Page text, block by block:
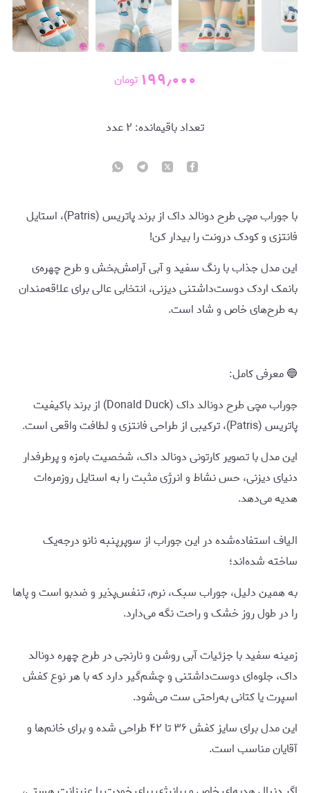
۱۹۹٫۰۰۰ تومان
تعداد باقیمانده: ۲عدد
با جوراب مچی طرح دونالد داک از برند پاتریس (Patris)، استایل
فانتزی و کودک درونت را بیدار کن!
این مدل جذاب با رنگ سفید و آبی آرامش‌بخش و طرح چهره‌ی
بانمک اردک دوست‌داشتنی دیزنی، انتخابی عالی برای علاقه‌مندان
به طرح‌های خاص و شاد است.
🔵 معرفی کامل:
جوراب مچی طرح دونالد داک (Donald Duck) از برند باکیفیت
پاتریس (Patris)، ترکیبی از طراحی فانتزی و لطافت واقعی است.
این مدل با تصویر کارتونی دونالد داک، شخصیت بامزه و پرطرفدار
دنیای دیزنی، حس نشاط و انرژی مثبت را به استایل روزمره‌ات
هدیه می‌دهد.
الیاف استفاده‌شده در این جوراب از سوپرپنبه نانو درجه‌یک
ساخته شده‌اند؛
به همین دلیل، جوراب سبک، نرم، تنفس‌پذیر و ضدبو است و پاها
را در طول روز خشک و راحت نگه می‌دارد.
زمینه سفید با جزئیات آبی روشن و نارنجی در طرح چهره دونالد
داک، جلوه‌ای دوست‌داشتنی و چشم‌گیر دارد که با هر نوع کفش
اسپرت یا کتانی به‌راحتی ست می‌شود.
این مدل برای سایز کفش ۳۶ تا ۴۲ طراحی شده و برای خانم‌ها و
آقایان مناسب است.